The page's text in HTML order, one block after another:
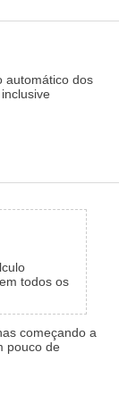
automático dos
todos os
começando a
pouco de